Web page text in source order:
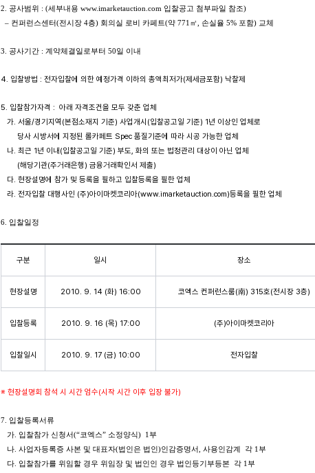
2. 공사범위 : (세부내용 www.imarketauction.com 입찰공고 첨부파일 참조)
– 컨퍼런스센터(전시장 4층) 회의실 로비 카페트(약 771㎡, 손실율 5% 포함) 교체
3. 공사기간 : 계약체결일로부터 50일 이내
4. 입찰방법 : 전자입찰에 의한 예정가격 이하의 총액최저가(제세금포함) 낙찰제
5. 입찰참가자격 : 아래 자격조건을 모두 갖춘 업체
가. 서울/경기지역(본점소재지 기준) 사업개시(입찰공고일 기준) 1년 이상인 업체로
당사 시방서에 지정된 롤카페트 Spec 품질기준에 따라 시공 가능한 업체
나. 최근 1년 이내(입찰공고일 기준) 부도, 화의 또는 법정관리 대상이 아닌 업체
(해당기관(주거래은행) 금융거래확인서 제출)
다. 현장설명에 참가 및 등록을 필하고 입찰등록을 필한 업체
라. 전자입찰 대행사인 (주)아이마켓코리아(www.imarketauction.com)등록을 필한 업체
6. 입찰일정
구분 일시 장소
현장설명 2010. 9. 14 (화) 16:00 코엑스 컨퍼런스룸(南) 315호(전시장 3층)
입찰등록 2010. 9. 16 (목) 17:00 (주)아이마켓코리아
입찰일시 2010. 9. 17 (금) 10:00 전자입찰
※ 현장설명회 참석 시 시간 엄수(시작 시간 이후 입장 불가)
7. 입찰등록서류
가. 입찰참가 신청서(“코엑스” 소정양식) 1부
나. 사업자등록증 사본 및 대표자(법인은 법인)인감증명서, 사용인감계 각 1부
다. 입찰참가를 위임할 경우 위임장 및 법인인 경우 법인등기부등본 각 1부